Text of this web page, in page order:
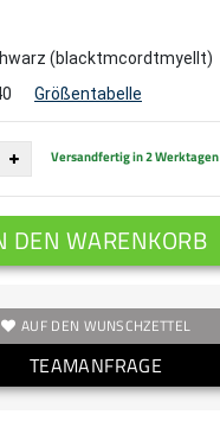
(blacktmcordtmyellt)
Größentabelle
Versandfertig in 2 Werktagen
DEN WARENKORB
AUF DEN WUNSCHZETTEL
TEAMANFRAGE